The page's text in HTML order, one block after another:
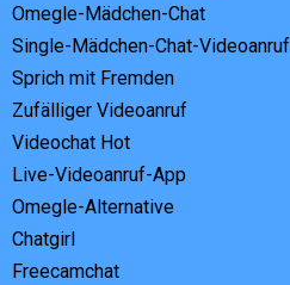
Omegle-Mädchen-Chat
Single-Mädchen-Chat-Videoanruf
Sprich mit Fremden
Zufälliger Videoanruf
Videochat Hot
Live-Videoanruf-App
Omegle-Alternative
Chatgirl
Freecamchat